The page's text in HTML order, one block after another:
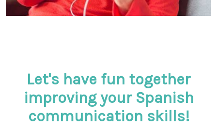
Let's have fun together
improving your Spanish
communication skills!